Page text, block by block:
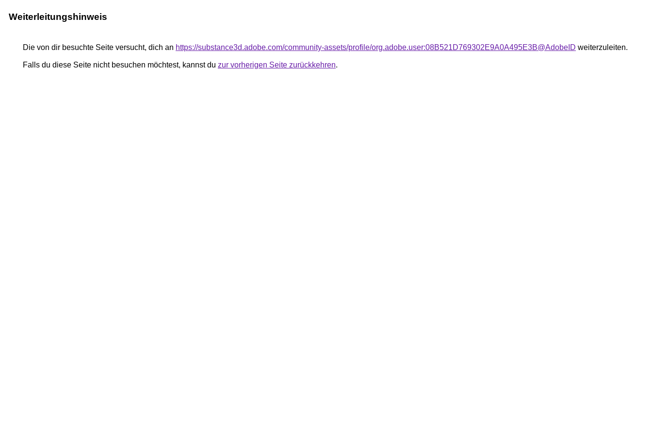
Weiterleitungshinweis
Die von dir besuchte Seite versucht, dich an https://substance3d.adobe.com/community-assets/profile/org.adobe.user:08B521D769302E9A0A495E3B@AdobeID weiterzuleiten.
Falls du diese Seite nicht besuchen möchtest, kannst du zur vorherigen Seite zurückkehren.